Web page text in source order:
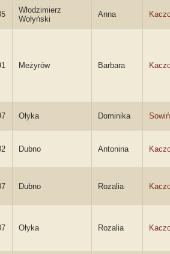
Włodzimierz
Wołyński
Anna
Meżyrów Barbara
Ołyka Dominika
Dubno Antonina
Dubno Rozalia
Ołyka Rozalia